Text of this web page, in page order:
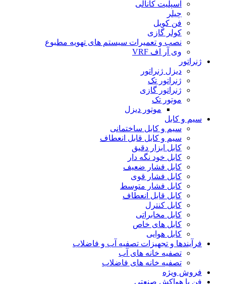
اسپلیت کانالی
چیلر
فن کویل
کولر گازی
نصب و تعمیرات سیستم های تهویه مطبوع
وی آر اف VRF
ژنراتور
دیزل ژنراتور
ژنراتور تک
ژنراتور گازی
موتور تک
موتور دیزل
سیم و کابل
سیم و کابل ساختمانی
سیم و کابل قابل انعطاف
کابل ابزار دقیق
کابل خود نگه دار
کابل فشار ضعیف
کابل فشار قوی
کابل فشار متوسط
کابل قابل انعطاف
کابل کنترل
کابل مخابراتی
کابل های خاص
کابل هوایی
فرآیندها و تجهیزات تصفیه آب و فاضلاب
تصفیه خانه های آب
تصفیه خانه های فاضلاب
فروش ویژه
فن یا هواکش صنعتی